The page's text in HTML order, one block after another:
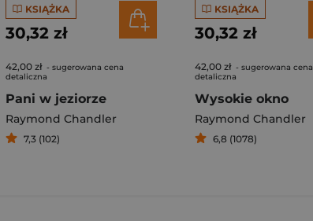
KSIĄŻKA
30,32 zł
42,00 zł - sugerowana cena
detaliczna
Pani w jeziorze
Raymond Chandler
7,3 (102)
KSIĄŻKA
30,32 zł
42,00 zł - sugerowana cena
detaliczna
Wysokie okno
Raymond Chandler
6,8 (1078)